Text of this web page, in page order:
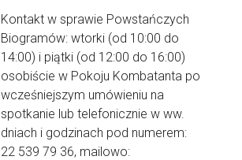
Kontakt w sprawie Powstańczych
Biogramów: wtorki (od 10:00 do
14:00) i piątki (od 12:00 do 16:00)
osobiście w Pokoju Kombatanta po
wcześniejszym umówieniu na
spotkanie lub telefonicznie w ww.
dniach i godzinach pod numerem:
22 539 79 36, mailowo: